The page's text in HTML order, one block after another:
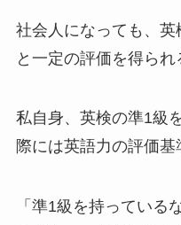
社会人になっても、
と一定の評価を得られ
私自身、英検の準1級
際には英語力の評価基
「準1級を持っている